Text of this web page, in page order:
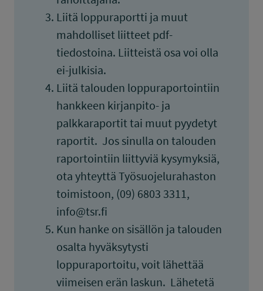
Liitä loppuraportti ja muut
mahdolliset liitteet pdf-
tiedostoina. Liitteistä osa voi olla
ei-julkisia.
Liitä talouden loppuraportointiin
hankkeen kirjanpito- ja
palkkaraportit tai muut pyydetyt
raportit. Jos sinulla on talouden
raportointiin liittyviä kysymyksiä,
ota yhteyttä Työsuojelurahaston
toimistoon, (09) 6803 3311,
info@tsr.fi
Kun hanke on sisällön ja talouden
osalta hyväksytysti
loppuraportoitu, voit lähettää
viimeisen erän laskun. Lähetetä